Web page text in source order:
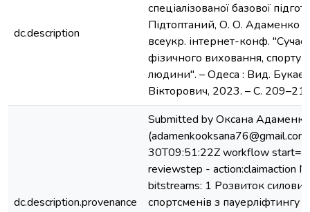
dc.description
спеціалізованої базової
Підтоптаний, О. О. Адаменко //
всеукр. інтернет-конф.
фізичного виховання, спорту
людини". – Одеса : Вид.
Вікторович, 2023. – С.
dc.description.provenance
Submitted by Оксана Адаменко
30T09:51:22Z workflow
reviewstep - action:claimaction
bitstreams: 1 Розвиток
спортсменів з пауерліфтингу